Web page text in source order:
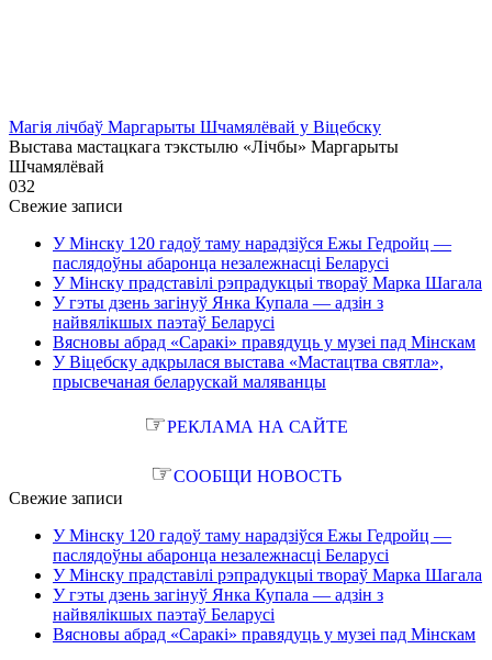
Магія лічбаў Маргарыты Шчамялёвай у Віцебску
Выстава мастацкага тэкстылю «Лічбы» Маргарыты
Шчамялёвай
032
Свежие записи
У Мінску 120 гадоў таму нарадзіўся Ежы Гедройц —
паслядоўны абаронца незалежнасці Беларусі
У Мінску прадставілі рэпрадукцыі твораў Марка Шагала
У гэты дзень загінуў Янка Купала — адзін з
найвялікшых паэтаў Беларусі
Вясновы абрад «Саракі» правядуць у музеі пад Мінскам
У Віцебску адкрылася выстава «Мастацтва святла»,
прысвечаная беларускай маляванцы
☞РЕКЛАМА НА САЙТЕ
☞СООБЩИ НОВОСТЬ
Свежие записи
У Мінску 120 гадоў таму нарадзіўся Ежы Гедройц —
паслядоўны абаронца незалежнасці Беларусі
У Мінску прадставілі рэпрадукцыі твораў Марка Шагала
У гэты дзень загінуў Янка Купала — адзін з
найвялікшых паэтаў Беларусі
Вясновы абрад «Саракі» правядуць у музеі пад Мінскам